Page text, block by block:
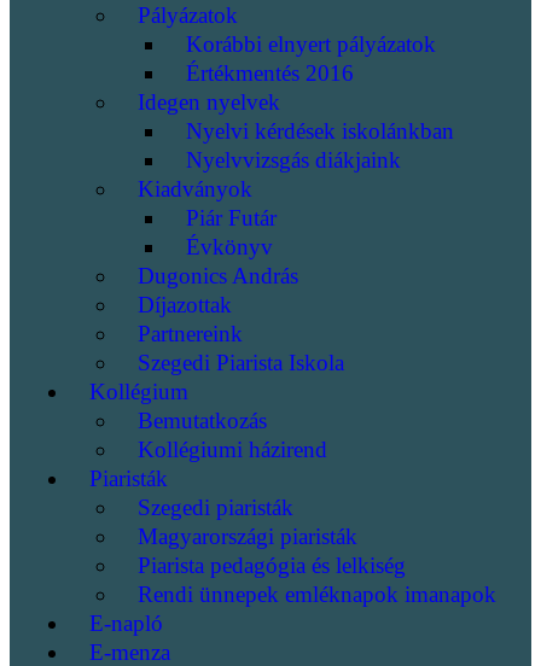
Pályázatok
Korábbi elnyert pályázatok
Értékmentés 2016
Idegen nyelvek
Nyelvi kérdések iskolánkban
Nyelvvizsgás diákjaink
Kiadványok
Piár Futár
Évkönyv
Dugonics András
Díjazottak
Partnereink
Szegedi Piarista Iskola
Kollégium
Bemutatkozás
Kollégiumi házirend
Piaristák
Szegedi piaristák
Magyarországi piaristák
Piarista pedagógia és lelkiség
Rendi ünnepek emléknapok imanapok
E-napló
E-menza